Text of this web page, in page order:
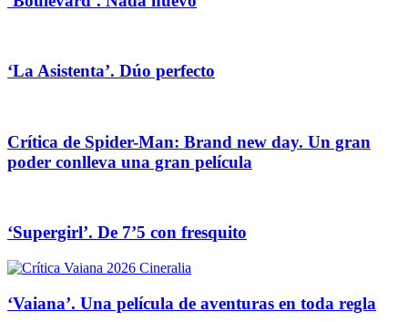
‘La Asistenta’. Dúo perfecto
Crítica de Spider-Man: Brand new day. Un gran
poder conlleva una gran película
‘Supergirl’. De 7’5 con fresquito
‘Vaiana’. Una película de aventuras en toda regla